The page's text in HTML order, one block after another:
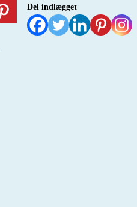
Del indlægget